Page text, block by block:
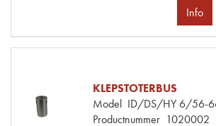
Info
KLEPSTOTERBUS
Model ID/DS/HY 6/56-
Productnummer 1020002